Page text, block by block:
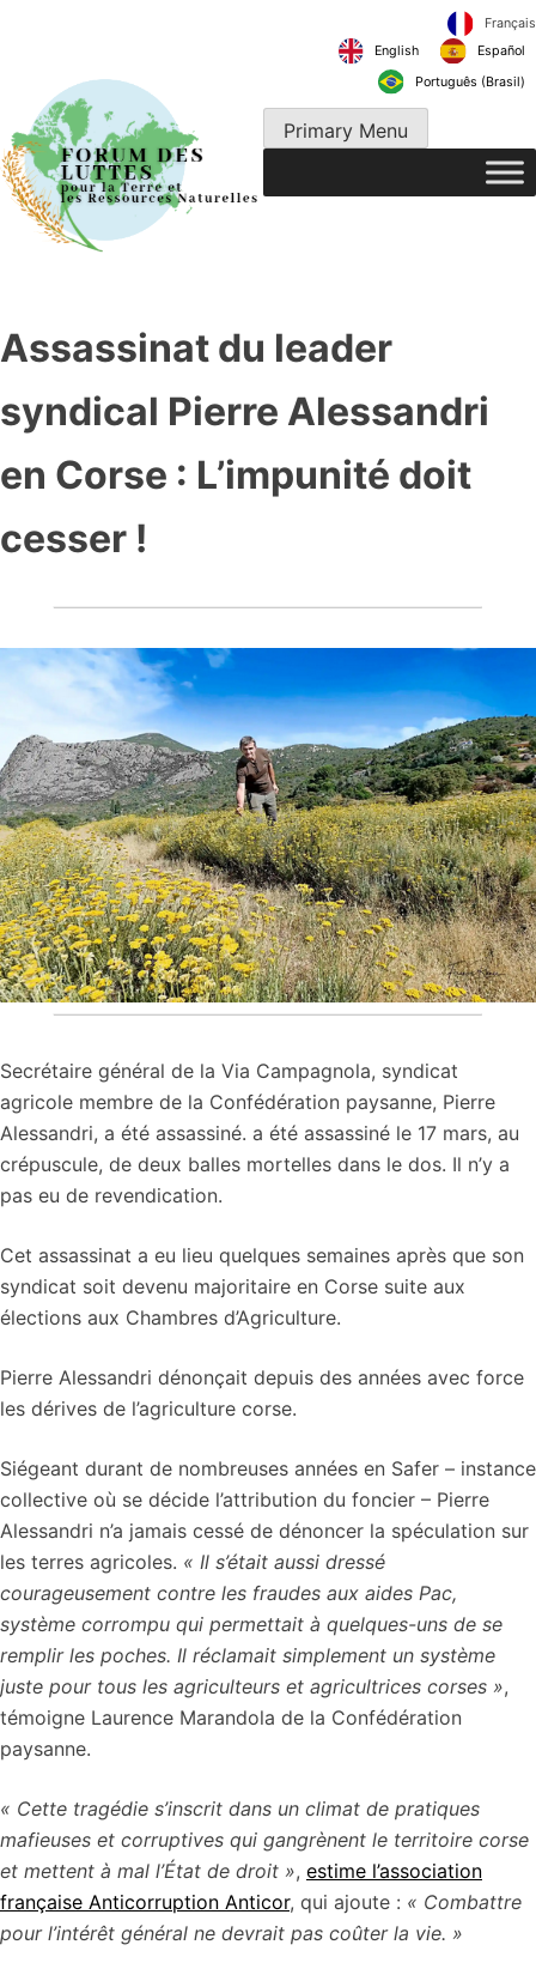
English
Português
Primary Menu
Assassinat du leader
syndical Pierre Alessandri
en Corse : L’impunité doit
cesser !
Secrétaire général de la Via Campagnola, syndicat
agricole membre de la Confédération paysanne, Pierre
Alessandri, a été assassiné. a été assassiné le 17 mars, au
crépuscule, de deux balles mortelles dans le dos. Il n’y a
pas eu de revendication.
Cet assassinat a eu lieu quelques semaines après que son
syndicat soit devenu majoritaire en Corse suite aux
élections aux Chambres d’Agriculture.
Pierre Alessandri dénonçait depuis des années avec force
les dérives de l’agriculture corse.
Siégeant durant de nombreuses années en Safer – instance
collective où se décide l’attribution du foncier – Pierre
Alessandri n’a jamais cessé de dénoncer la spéculation sur
les terres agricoles. « Il s’était aussi dressé
courageusement contre les fraudes aux aides Pac,
système corrompu qui permettait à quelques-uns de se
remplir les poches. Il réclamait simplement un système
juste pour tous les agriculteurs et agricultrices corses »,
témoigne Laurence Marandola de la Confédération
paysanne.
« Cette tragédie s’inscrit dans un climat de pratiques
mafieuses et corruptives qui gangrènent le territoire corse
et mettent à mal l’État de droit », estime l’association
française Anticorruption Anticor, qui ajoute : « Combattre
pour l’intérêt général ne devrait pas coûter la vie. »